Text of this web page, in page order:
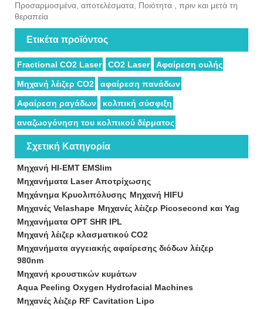
Προσαρμοσμένα, αποτελέσματα, Ποιότητα , πριν και μετά τη
θεραπεία
Ετικέτα προϊόντος
Fractional CO2 Laser CO2 Laser Αφαίρεση ουλής
Μηχανή λέιζερ CO2 αφαίρεση πανάδων
Αφαίρεση ραγάδων κολπική σύσφιξη
αναζωογόνηση του κολπικού δέρματος
Σχετική Κατηγορία
Μηχανή HI-EMT EMSlim
Μηχανήματα Laser Αποτρίχωσης
Μηχάνημα Κρυολιπόλυσης Μηχανή HIFU
Μηχανές Velashape Μηχανές λέιζερ Picosecond και Yag
Μηχανήματα OPT SHR IPL
Μηχανή λέιζερ κλασματικού CO2
Μηχανήματα αγγειακής αφαίρεσης διόδων λέιζερ
980nm
Μηχανή κρουστικών κυμάτων
Aqua Peeling Oxygen Hydrofacial Machines
Μηχανές λέιζερ RF Cavitation Lipo